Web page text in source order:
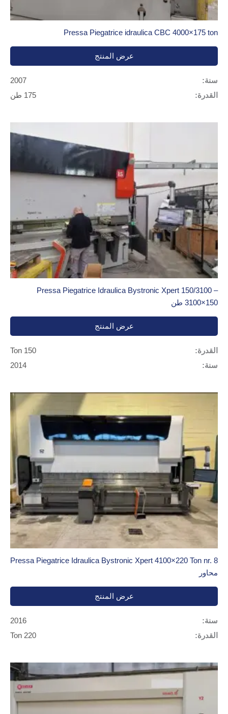
لتحديد النموذج الصحيح، ينصح خبراؤنا بتقييم أربعة عوامل رئيسية:
الوزن:القوة اللازمة المحسوبة على أساس السمك ونوع
المعدن.
قدرة CNC على التفاعل مع برامج الإدارة
من خلال التنقل بين الفئات الفرعية في كتالوجنا، يمكنك مقارنة
المواصفات الفنية وتحديد التكنولوجيا الأكثر ملاءمة لاحتياجاتك في
تحويل الصفائح المعدنية.
Pressa Piegatrice idraulica CBC 4000×175 ton
عرض المنتج
سنة:
2007
القدرة:
175 طن
Pressa Piegatrice Idraulica Bystronic Xpert 150/3100 –
3100×150 طن
عرض المنتج
القدرة:
150 Ton
سنة:
2014
Pressa Piegatrice Idraulica Bystronic Xpert 4100×220 Ton nr. 8
محاور
عرض المنتج
سنة:
2016
القدرة:
220 Ton